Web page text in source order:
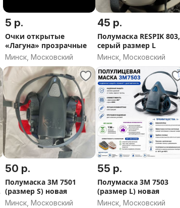
5 р.
Очки открытые
«Лагуна» прозрачные
Минск, Московский
45 р.
Полумаска RESPIK 803,
серый размер L
Минск, Московский
50 р.
Полумаска 3М 7501
(размер S) новая
Минск, Московский
55 р.
Полумаска 3М 7503
(размер L) новая
Минск, Московский